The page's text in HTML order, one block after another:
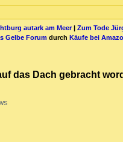
autark am Meer| Zum Tode
Gelbe Forum durch Käufe bei
das Dach gebracht